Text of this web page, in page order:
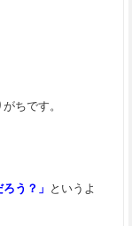
ちです。
う？」 というよ